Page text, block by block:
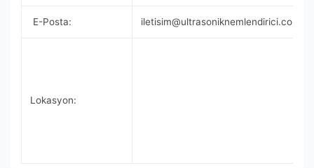
E-Posta: iletisim@ultrasoniknemlendirici.com
Lokasyon: